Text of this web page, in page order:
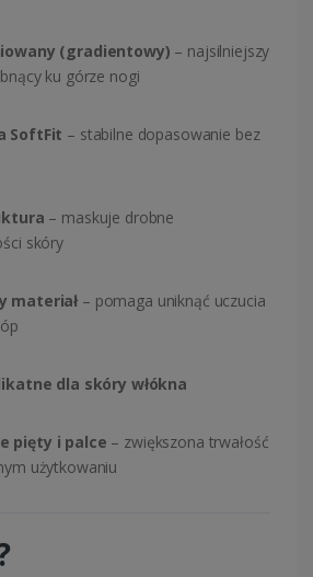
(gradientowy) – najsilniejszy
ku górze nogi
SoftFit – stabilne dopasowanie bez
– maskuje drobne
skóry
materiał – pomaga uniknąć uczucia
dla skóry włókna
pięty i palce – zwiększona trwałość
użytkowaniu